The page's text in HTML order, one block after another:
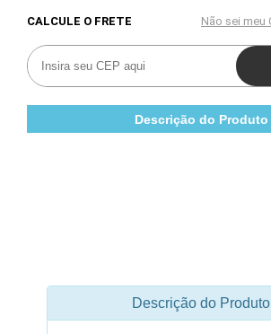
Descrição do Produto
Descrição do Produto